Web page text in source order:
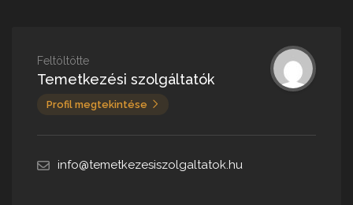
Feltöltötte
Temetkezési szolgáltatók
Profil megtekintése
info@temetkezesiszolgaltatok.hu